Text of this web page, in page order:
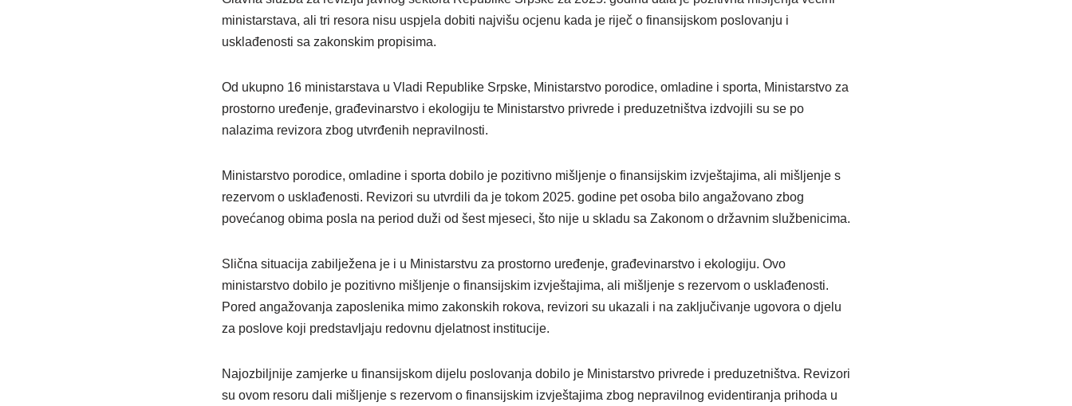
ministarstava, ali tri resora nisu uspjela dobiti najvišu ocjenu kada je riječ o finansijskom poslovanju i
usklađenosti sa zakonskim propisima.
Od ukupno 16 ministarstava u Vladi Republike Srpske, Ministarstvo porodice, omladine i sporta, Ministarstvo za
prostorno uređenje, građevinarstvo i ekologiju te Ministarstvo privrede i preduzetništva izdvojili su se po
nalazima revizora zbog utvrđenih nepravilnosti.
Ministarstvo porodice, omladine i sporta dobilo je pozitivno mišljenje o finansijskim izvještajima, ali mišljenje s
rezervom o usklađenosti. Revizori su utvrdili da je tokom 2025. godine pet osoba bilo angažovano zbog
povećanog obima posla na period duži od šest mjeseci, što nije u skladu sa Zakonom o državnim službenicima.
Slična situacija zabilježena je i u Ministarstvu za prostorno uređenje, građevinarstvo i ekologiju. Ovo
ministarstvo dobilo je pozitivno mišljenje o finansijskim izvještajima, ali mišljenje s rezervom o usklađenosti.
Pored angažovanja zaposlenika mimo zakonskih rokova, revizori su ukazali i na zaključivanje ugovora o djelu
za poslove koji predstavljaju redovnu djelatnost institucije.
Najozbiljnije zamjerke u finansijskom dijelu poslovanja dobilo je Ministarstvo privrede i preduzetništva. Revizori
su ovom resoru dali mišljenje s rezervom o finansijskim izvještajima zbog nepravilnog evidentiranja prihoda u